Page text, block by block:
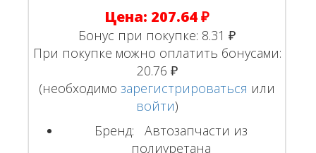
Цена: 207.64 ₽
Бонус при покупке: 8.31 ₽
При покупке можно оплатить бонусами:
20.76 ₽
(необходимозарегистрироваться или
войти)
Бренд:
Автозапчасти из
полиуретана